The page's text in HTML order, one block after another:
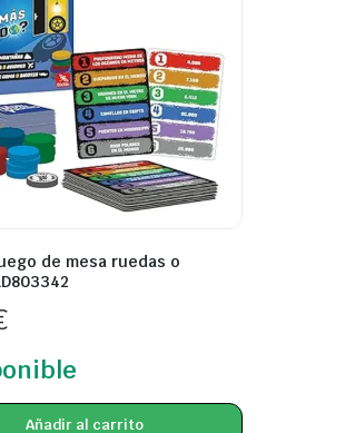
de mesa ruedas o
Añadir al carrito